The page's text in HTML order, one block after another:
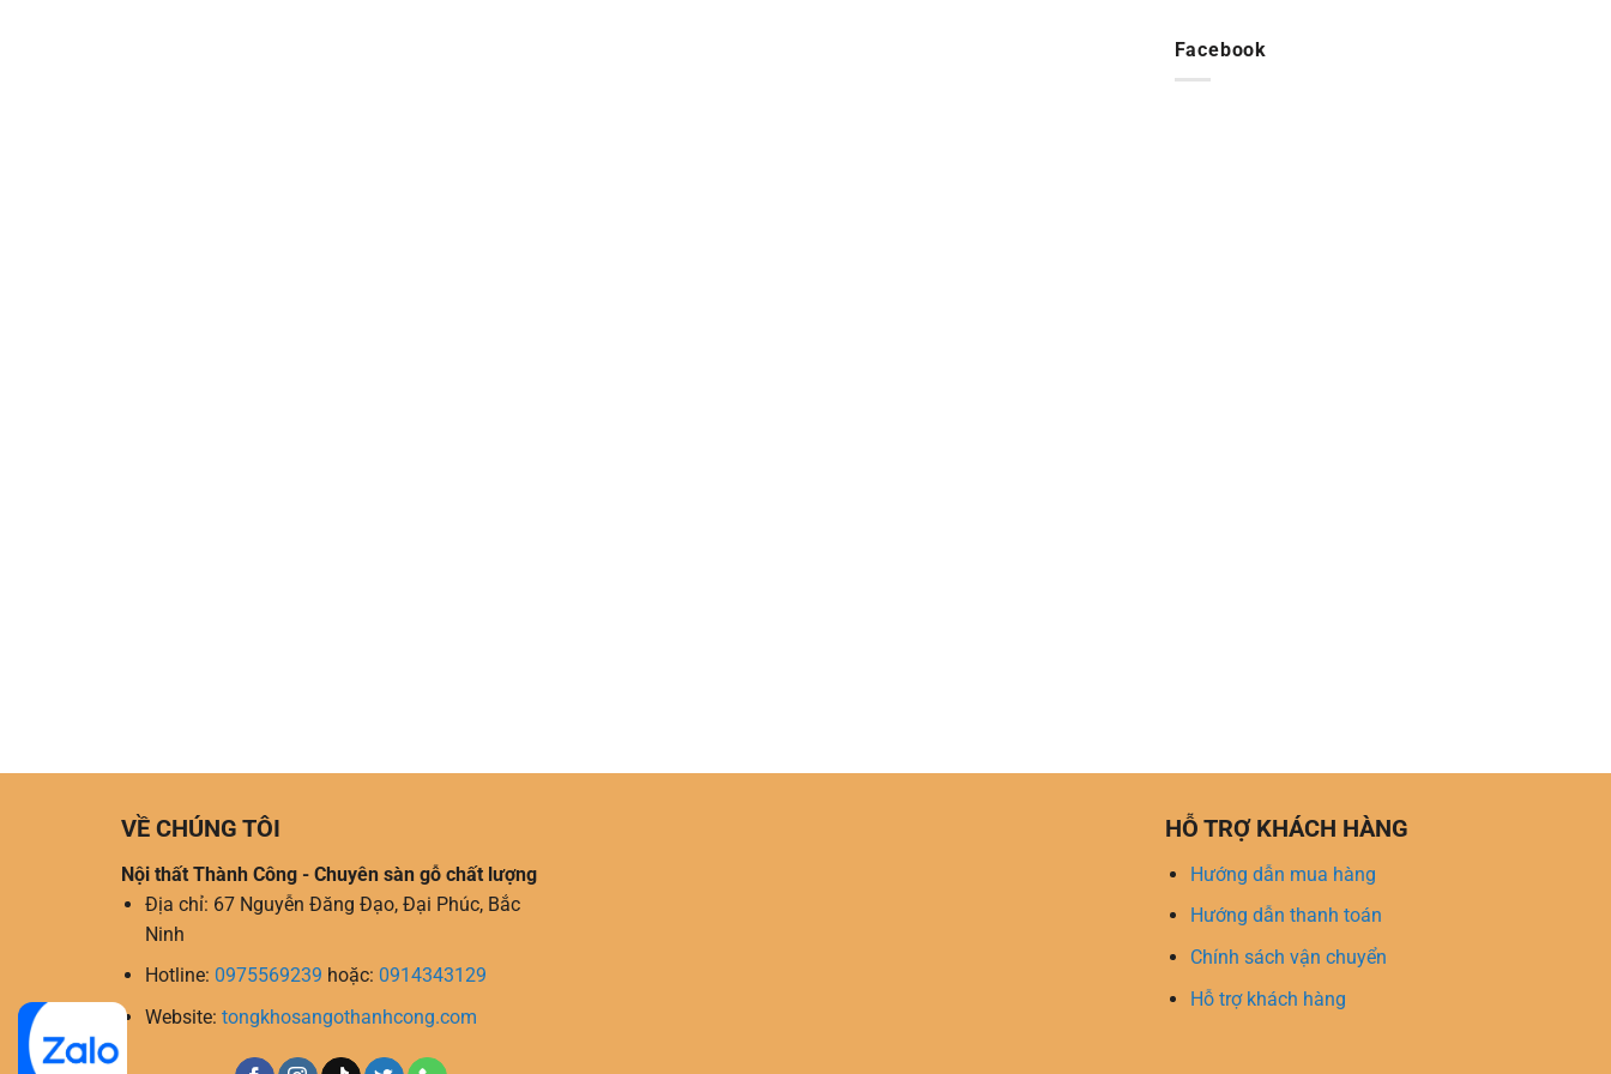
Facebook
VỀ CHÚNG TÔI
Nội thất Thành Công - Chuyên sàn gỗ chất lượng
Địa chỉ: 67 Nguyễn Đăng Đạo, Đại Phúc, Bắc
Ninh
Hotline: 0975569239 hoặc: 0914343129
Website:tongkhosangothanhcong.com
HỖ TRỢ KHÁCH HÀNG
Hướng dẫn mua hàng
Hướng dẫn thanh toán
Chính sách vận chuyển
Hỗ trợ khách hàng